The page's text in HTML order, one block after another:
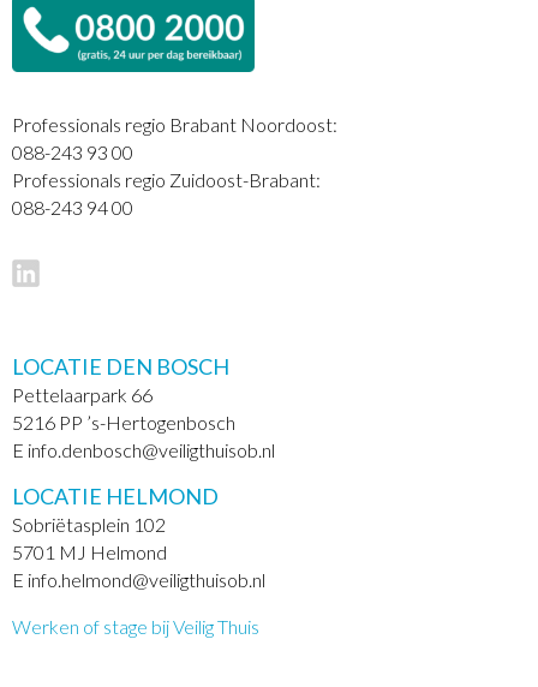
Professionals regio Brabant Noordoost:
088-243 93 00
Professionals regio Zuidoost-Brabant:
088-243 94 00
LOCATIE DEN BOSCH
Pettelaarpark 66
5216 PP ’s-Hertogenbosch
E info.denbosch@veiligthuisob.nl
LOCATIE HELMOND
Sobriëtasplein 102
5701 MJ Helmond
E info.helmond@veiligthuisob.nl
Werken of stage bij Veilig Thuis